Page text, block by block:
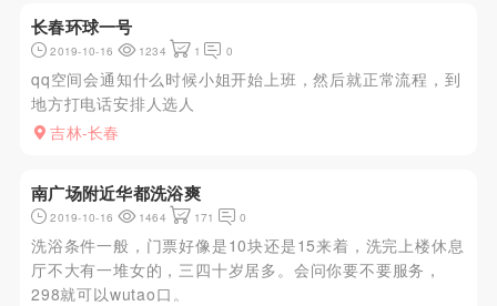
长春环球一号
2019-10-16 1234 1 0
qq空间会通知什么时候小姐开始上班，然后就正常流程，到
地方打电话安排人选人
吉林-长春
南广场附近华都洗浴爽
2019-10-16 1464 171 0
洗浴条件一般，门票好像是10块还是15来着，洗完上楼休息
厅不大有一堆女的，三四十岁居多。会问你要不要服务，
298就可以wutao口。